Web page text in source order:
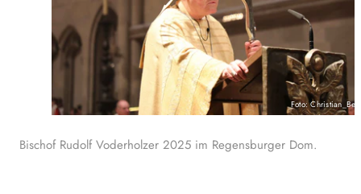
Foto:
Bischof Rudolf Voderholzer 2025 im Regensburger Dom.